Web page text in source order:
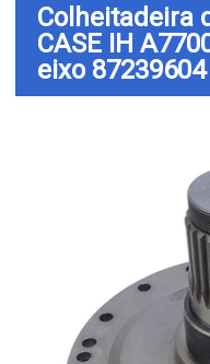
Colheitadeira
CASE IH
eixo 87239604